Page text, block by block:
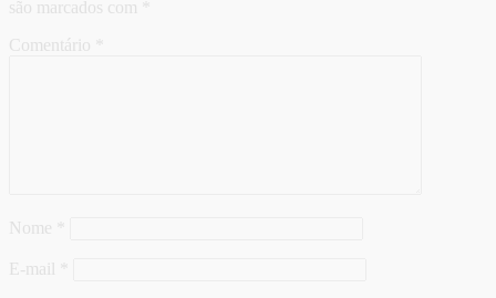
são marcados com
Comentário
Nome
E-mail